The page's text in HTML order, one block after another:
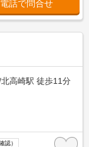
電話で問合せ
高崎駅 徒歩11分
認）